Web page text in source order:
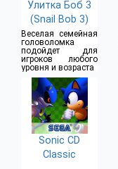
Улитка Боб 3
(Snail Bob 3)
Веселая семейная
головоломка
подойдет для
игроков любого
уровня и возраста
Sonic CD
Classic